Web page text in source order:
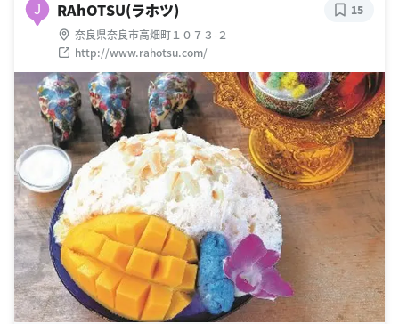
J RAhOTSU(ラホツ)
奈良県奈良市高畑町１０７３-２
http://www.rahotsu.com/
15